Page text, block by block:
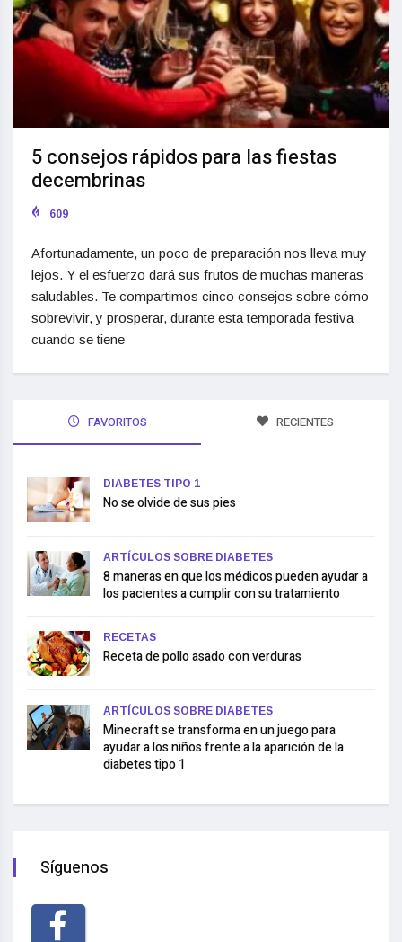
5 consejos rápidos para las fiestas
decembrinas
609
Afortunadamente, un poco de preparación nos lleva muy
lejos. Y el esfuerzo dará sus frutos de muchas maneras
saludables. Te compartimos cinco consejos sobre cómo
sobrevivir, y prosperar, durante esta temporada festiva
cuando se tiene
FAVORITOS RECIENTES
DIABETES TIPO 1
No se olvide de sus pies
ARTÍCULOS SOBRE DIABETES
8 maneras en que los médicos pueden ayudar a
los pacientes a cumplir con su tratamiento
RECETAS
Receta de pollo asado con verduras
ARTÍCULOS SOBRE DIABETES
Minecraft se transforma en un juego para
ayudar a los niños frente a la aparición de la
diabetes tipo 1
Síguenos